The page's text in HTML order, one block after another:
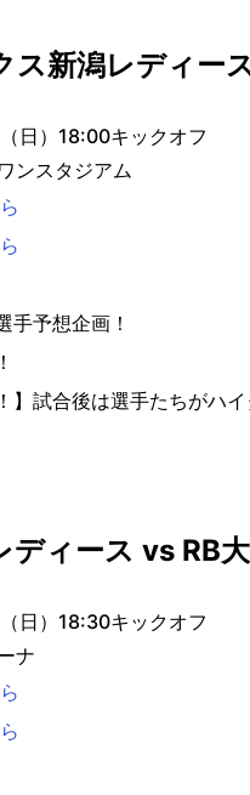
ス新潟レディー
日）18:00キックオフ
ンスタジアム
予想企画！
試合後は選手たちがハイ
ディース vs RB
日）18:30キックオフ
ナ